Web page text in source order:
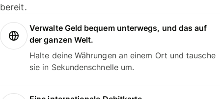
bereit.
Verwalte Geld bequem unterwegs, und das auf
der ganzen Welt.
Halte deine Währungen an einem Ort und tausche
sie in Sekundenschnelle um.